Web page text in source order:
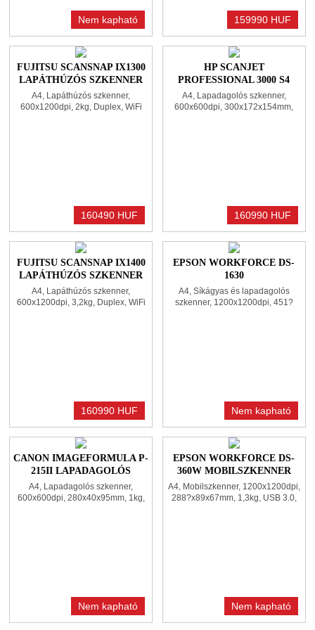
Nem kapható 159990 HUF
FUJITSU SCANSNAP IX1300
LAPÁTHÚZÓS SZKENNER
WHITE
A4, Lapáthúzós szkenner,
600x1200dpi, 2kg, Duplex, WiFi
160490 HUF
HP SCANJET
PROFESSIONAL 3000 S4
LAPADAGOLÓS SZKENNER
WHITE
A4, Lapadagolós szkenner,
600x600dpi, 300x172x154mm,
160990 HUF
FUJITSU SCANSNAP IX1400
LAPÁTHÚZÓS SZKENNER
WHITE
A4, Lapáthúzós szkenner,
600x1200dpi, 3,2kg, Duplex, WiFi
160990 HUF
EPSON WORKFORCE DS-
1630
SÍKÁGYAS/LAPADAGOLÓS
SZKENNER WHITE
A4, Síkágyas és lapadagolós
szkenner, 1200x1200dpi, 451?
Nem kapható
CANON IMAGEFORMULA P-
215II LAPADAGOLÓS
SZKENNER BLACK
A4, Lapadagolós szkenner,
600x600dpi, 280x40x95mm, 1kg,
Nem kapható
EPSON WORKFORCE DS-
360W MOBILSZKENNER
BLACK
A4, Mobilszkenner, 1200x1200dpi,
288?x89x67mm, 1,3kg, USB 3.0,
Nem kapható